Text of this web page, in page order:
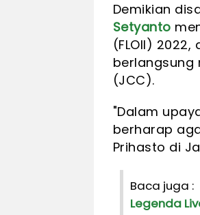
Demikian
Setyanto
(FLOII)
berlangsung
(JCC).
"Dalam
berharap
Prihasto di
Baca juga :
Legenda